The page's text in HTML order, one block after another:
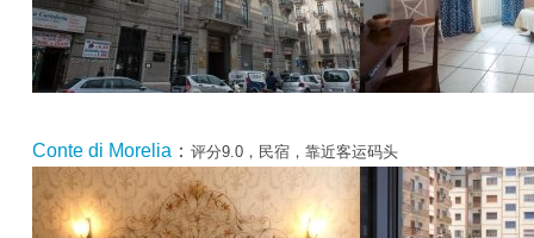
Conte di Morelia ： 评分9.0，民宿，靠近客运码头